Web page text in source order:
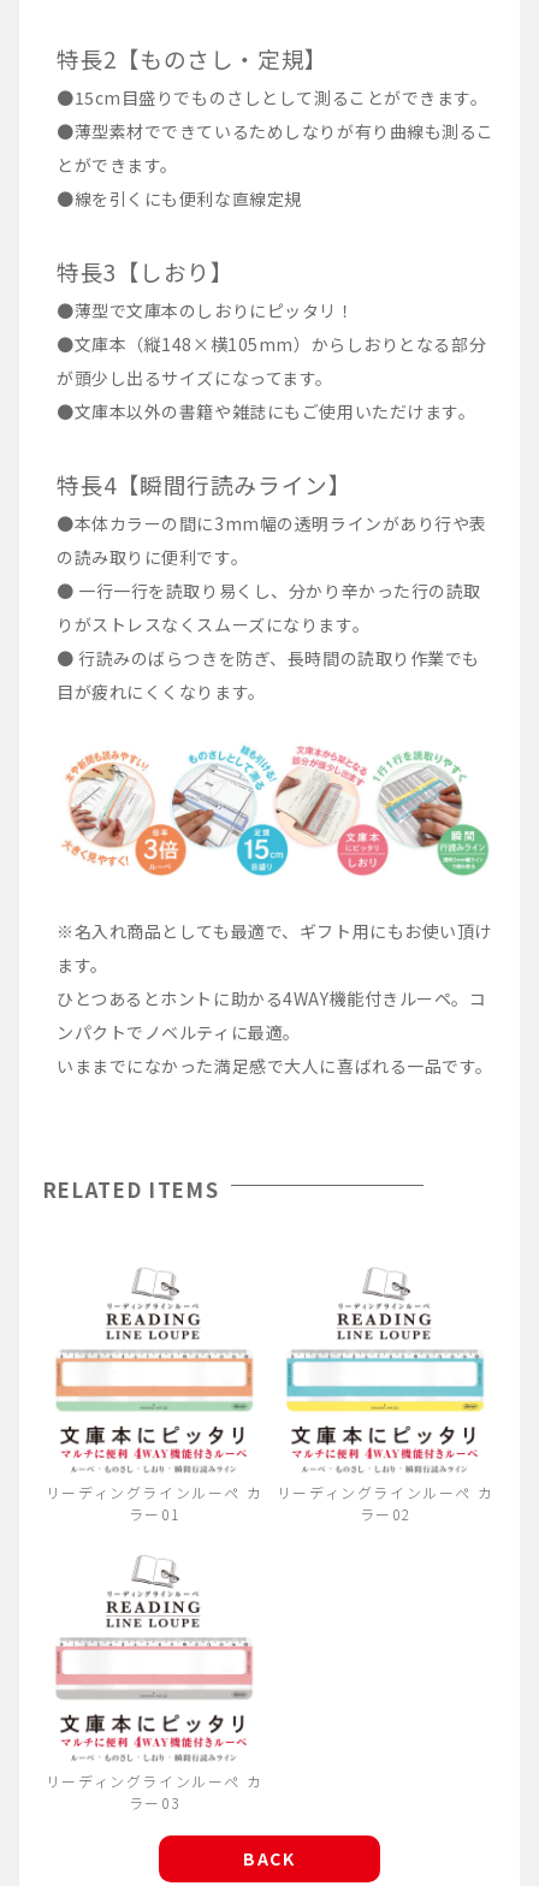
特長2【ものさし・定規】
●15cm目盛りでものさしとして測ることができます。
●薄型素材でできているためしなりが有り曲線も測るこ
とができます。
●線を引くにも便利な直線定規
特長3【しおり】
●薄型で文庫本のしおりにピッタリ！
●文庫本（縦148×横105mm）からしおりとなる部分
が頭少し出るサイズになってます。
●文庫本以外の書籍や雑誌にもご使用いただけます。
特長4【瞬間行読みライン】
●本体カラーの間に3mm幅の透明ラインがあり行や表
の読み取りに便利です。
● 一行一行を読取り易くし、分かり辛かった行の読取
りがストレスなくスムーズになります。
● 行読みのばらつきを防ぎ、長時間の読取り作業でも
目が疲れにくくなります。
※名入れ商品としても最適で、ギフト用にもお使い頂け
ます。
ひとつあるとホントに助かる4WAY機能付きルーペ。コ
ンパクトでノベルティに最適。
いままでになかった満足感で大人に喜ばれる一品です。
RELATED ITEMS
リーディングラインルーペ カ
ラー01
リーディングラインルーペ カ
ラー02
リーディングラインルーペ カ
ラー03
BACK